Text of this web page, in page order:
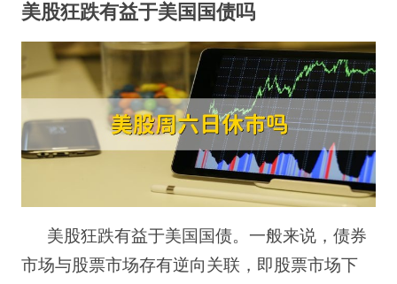
美股狂跌有益于美国国债吗
美股狂跌有益于美国国债。一般来说，债券
市场与股票市场存有逆向关联，即股票市场下